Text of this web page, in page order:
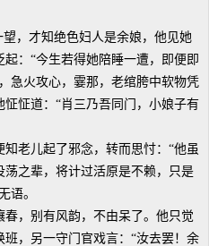
，才知绝色妇人是余娘，他见她
：“今生若得她陪睡一遭，即便即
急火攻心，霎那，老绾胯中软物凭
怔道：“肖三乃吾同门，小娘子有
老儿起了邪念，转而思忖：“他虽
之辈，将计过活原是不赖，只是
语。
，别有风韵，不由呆了。他只觉
，另一守门官戏言：“汝去罢！余